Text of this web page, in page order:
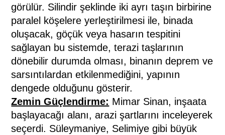
görülür. Silindir şeklinde iki ayrı taşın birbirine
paralel köşelere yerleştirilmesi ile, binada
oluşacak, göçük veya hasarın tespitini
sağlayan bu sistemde, terazi taşlarının
dönebilir durumda olması, binanın deprem ve
sarsıntılardan etkilenmediğini, yapının
dengede olduğunu gösterir.
Zemin Güçlendirme: Mimar Sinan, inşaata
başlayacağı alanı, arazi şartlarını inceleyerek
seçerdi. Süleymaniye, Selimiye gibi büyük